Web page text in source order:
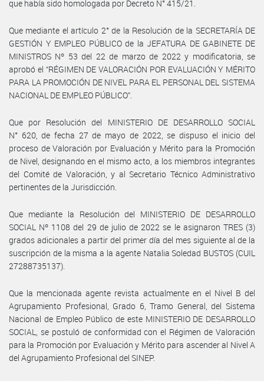
que había sido homologada por Decreto N° 415/21.
Que mediante el artículo 2° de la Resolución de la SECRETARÍA DE
GESTIÓN Y EMPLEO PÚBLICO de la JEFATURA DE GABINETE DE
MINISTROS Nº 53 del 22 de marzo de 2022 y modificatoria, se
aprobó el “RÉGIMEN DE VALORACIÓN POR EVALUACIÓN Y MÉRITO
PARA LA PROMOCIÓN DE NIVEL PARA EL PERSONAL DEL SISTEMA
NACIONAL DE EMPLEO PÚBLICO”.
Que por Resolución del MINISTERIO DE DESARROLLO SOCIAL
N° 620, de fecha 27 de mayo de 2022, se dispuso el inicio del
proceso de Valoración por Evaluación y Mérito para la Promoción
de Nivel, designando en el mismo acto, a los miembros integrantes
del Comité de Valoración, y al Secretario Técnico Administrativo
pertinentes de la Jurisdicción.
Que mediante la Resolución del MINISTERIO DE DESARROLLO
SOCIAL Nº 1108 del 29 de julio de 2022 se le asignaron TRES (3)
grados adicionales a partir del primer día del mes siguiente al de la
suscripción de la misma a la agente Natalia Soledad BUSTOS (CUIL
27288735137).
Que la mencionada agente revista actualmente en el Nivel B del
Agrupamiento Profesional, Grado 6, Tramo General, del Sistema
Nacional de Empleo Público de este MINISTERIO DE DESARROLLO
SOCIAL, se postuló de conformidad con el Régimen de Valoración
para la Promoción por Evaluación y Mérito para ascender al Nivel A
del Agrupamiento Profesional del SINEP.